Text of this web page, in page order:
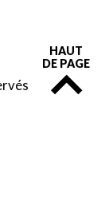
HAUT
DE PAGE